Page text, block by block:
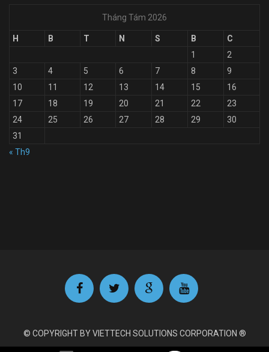
Tháng Tám 2026
H B T N S B
C
1
2
3
4 5 6 7 8
9
10
11 12 13 14 15
16
17
18 19 20 21 22
23
24
25 26 27 28 29
30
31
« Th9
© COPYRIGHT BY VIETTECH SOLUTIONS CORPORATION ®